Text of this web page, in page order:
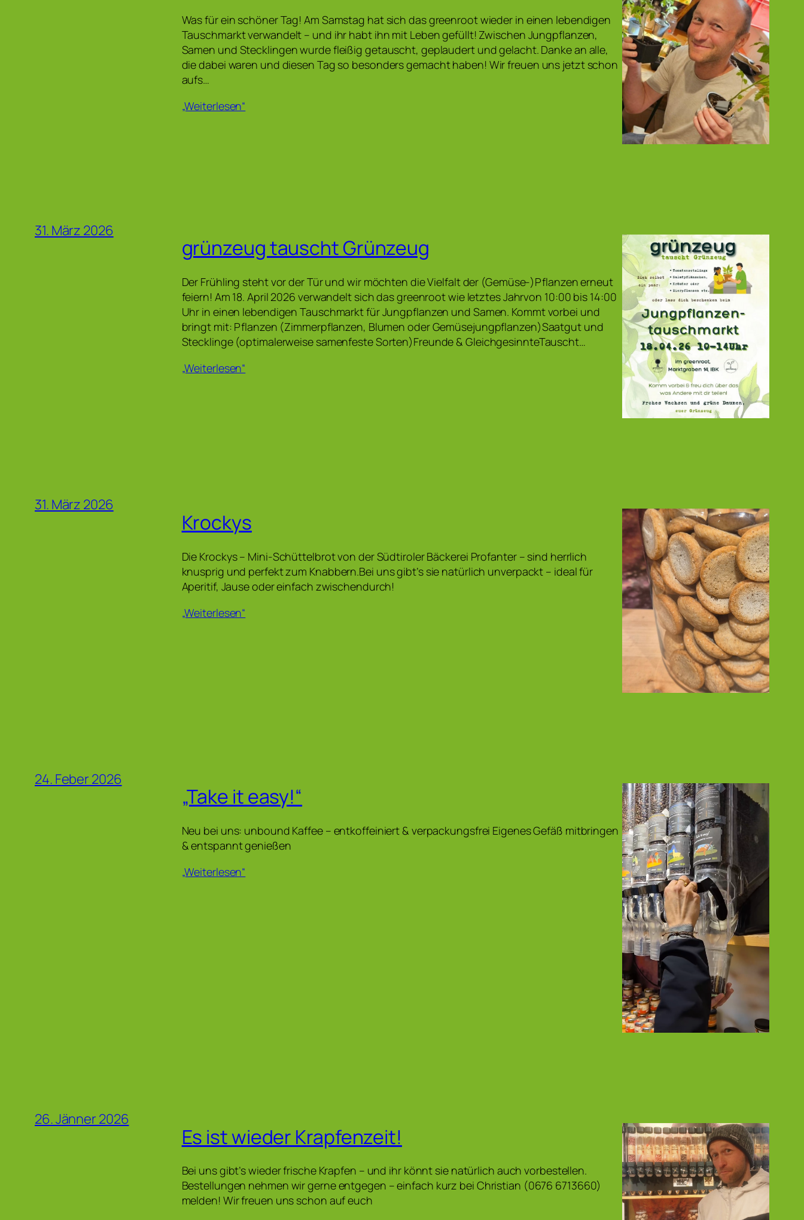
Was für ein schöner Tag! Am Samstag hat sich das greenroot wieder in einen lebendigen
Tauschmarkt verwandelt – und ihr habt ihn mit Leben gefüllt! Zwischen Jungpflanzen,
Samen und Stecklingen wurde fleißig getauscht, geplaudert und gelacht. Danke an alle,
die dabei waren und diesen Tag so besonders gemacht haben! Wir freuen uns jetzt schon
aufs…
„Weiterlesen“
31. März 2026
grünzeug tauscht Grünzeug
Der Frühling steht vor der Tür und wir möchten die Vielfalt der (Gemüse-)Pflanzen erneut
feiern! Am 18. April 2026 verwandelt sich das greenroot wie letztes Jahrvon 10:00 bis 14:00
Uhr in einen lebendigen Tauschmarkt für Jungpflanzen und Samen. Kommt vorbei und
bringt mit: Pflanzen (Zimmerpflanzen, Blumen oder Gemüsejungpflanzen)Saatgut und
Stecklinge (optimalerweise samenfeste Sorten)Freunde & GleichgesinnteTauscht…
„Weiterlesen“
31. März 2026
Krockys
Die Krockys – Mini-Schüttelbrot von der Südtiroler Bäckerei Profanter – sind herrlich
knusprig und perfekt zum Knabbern.Bei uns gibt’s sie natürlich unverpackt – ideal für
Aperitif, Jause oder einfach zwischendurch!
„Weiterlesen“
24. Feber 2026
„Take it easy!“
Neu bei uns: unbound Kaffee – entkoffeiniert & verpackungsfrei Eigenes Gefäß mitbringen
& entspannt genießen
„Weiterlesen“
26. Jänner 2026
Es ist wieder Krapfenzeit!
Bei uns gibt’s wieder frische Krapfen – und ihr könnt sie natürlich auch vorbestellen.
Bestellungen nehmen wir gerne entgegen – einfach kurz bei Christian (0676 6713660)
melden! Wir freuen uns schon auf euch